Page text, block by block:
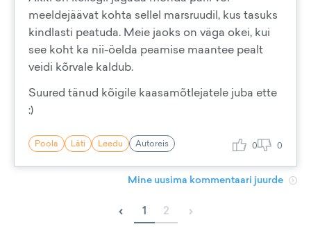
meeldejäävat kohta sellel marsruudil, kus tasuks
kindlasti peatuda. Meie jaoks on väga okei, kui
see koht ka nii-öelda peamise maantee pealt
veidi kõrvale kaldub.
Suured tänud kõigile kaasamõtlejatele juba ette
:)
Poola Läti Leedu Autoreis 0 0
Mine uusima kommentaari juurde
‹ 1 2 ›